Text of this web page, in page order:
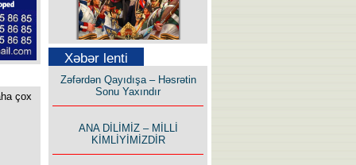
çox
Səfər Alışarlı yazır
Uzun yolun Yolçusu
Xəbər lenti
Zəfərdən Qayıdışa – Həsrətin
Sonu Yaxındır
ANA DİLİMİZ – MİLLİ
KİMLİYİMİZDİR